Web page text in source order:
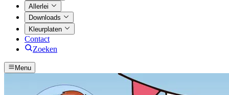
Allerlei
Downloads
Kleurplaten
Contact
Zoeken
Menu